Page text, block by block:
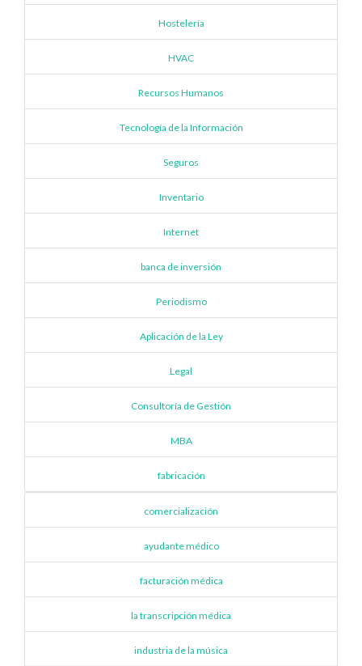
Hostelería
HVAC
Recursos Humanos
Tecnología de la Información
Seguros
Inventario
Internet
banca de inversión
Periodismo
Aplicación de la Ley
Legal
Consultoría de Gestión
MBA
fabricación
comercialización
ayudante médico
facturación médica
la transcripción médica
industria de la música